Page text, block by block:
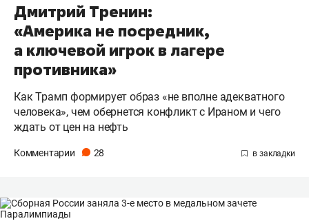
Дмитрий Тренин:
«Америка не посредник,
а ключевой игрок в лагере
противника»
Как Трамп формирует образ «не вполне адекватного
человека», чем обернется конфликт с Ираном и чего
ждать от цен на нефть
Комментарии 28